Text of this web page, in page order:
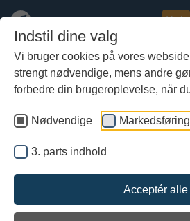
Indstil dine valg
Vi bruger cookies på vores
strengt nødvendige, mens andre
forbedre din brugeroplevelse, når
Nødvendige Markedsføring
3. parts indhold
Acceptér alle
indhold
Køb
Roskilde Havn, Vrag